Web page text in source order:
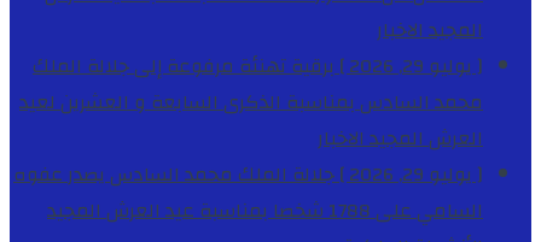
المجيدالاخبار
[ يوليو 29, 2026 ]
برقية تهنئة مرفوعة إلى جلالة الملك
محمد السادس بمناسبة الذكرى السابعة و العشرين لعيد
العرش المجيدالاخبار
[ يوليو 29, 2026 ]
جلالة الملك محمد السادس يصدر عفوه
السامي على 1788 شخصا بمناسبة عيد العرش المجيد